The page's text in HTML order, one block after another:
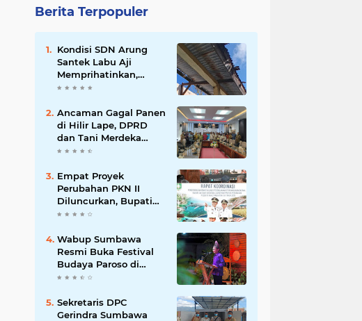
Berita Terpopuler
Kondisi SDN Arung
Santek Labu Aji
Memprihatinkan,
Warga Dorong
Lakukan Asesmen dan
Rehabilitasi
Ancaman Gagal Panen
di Hilir Lape, DPRD
dan Tani Merdeka
Dorong Perbaikan
Empat Proyek
Perubahan PKN II
Diluncurkan, Bupati
Jarot Perkuat Budaya
Kelola Pemerintahan
Wabup Sumbawa
Resmi Buka Festival
Budaya Paroso di
Moyo Hilir, Tegaskan
Budaya hingga
Sekretaris DPC
Gerindra Sumbawa